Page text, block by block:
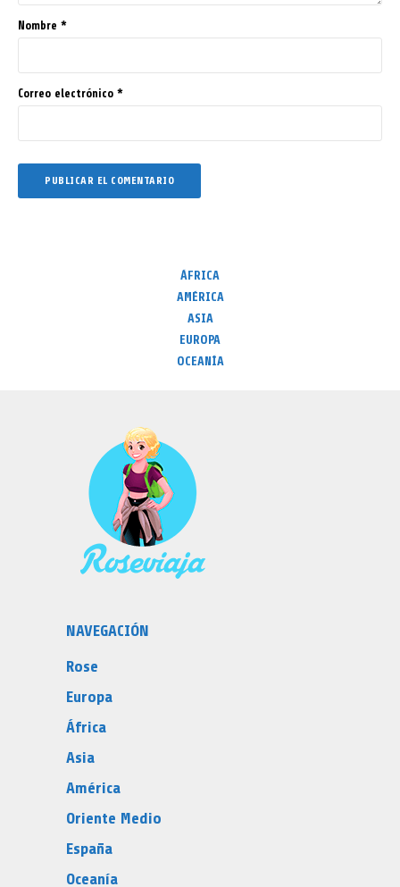
Nombre *
Correo electrónico *
ÁFRICA
AMÉRICA
ASIA
EUROPA
OCEANÍA
NAVEGACIÓN
Rose
Europa
África
Asia
América
Oriente Medio
España
Oceanía